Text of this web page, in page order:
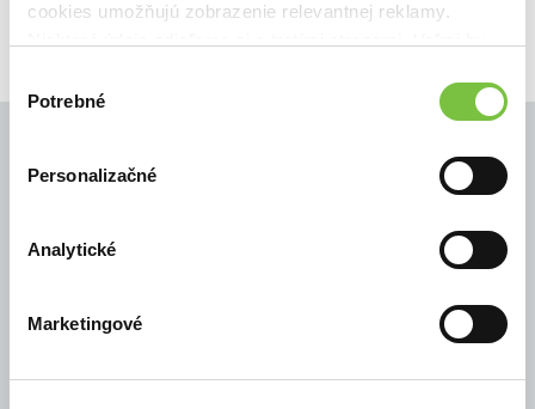
cookies umožňujú zobrazenie relevantnej reklamy.
cookies.
súhlasu
Potrebné
Personalizačné
Analytické
Marketingové